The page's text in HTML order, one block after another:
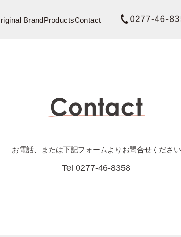
BrandProductsContact
お電話、または下記フォームよりお問合せください
Tel 0277-46-8358